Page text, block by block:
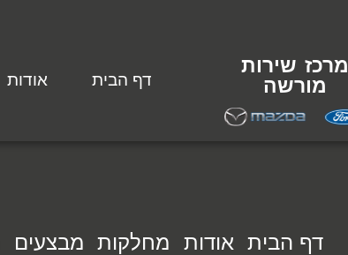
מרכז שירות
מורשה
דף הבית אודות
דף הבית אודות מחלקות מבצעים